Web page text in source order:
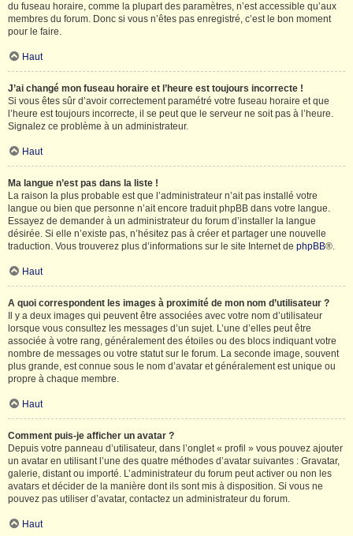
du fuseau horaire, comme la plupart des paramètres, n’est accessible qu’aux
membres du forum. Donc si vous n’êtes pas enregistré, c’est le bon moment
pour le faire.
Haut
J’ai changé mon fuseau horaire et l’heure est toujours incorrecte !
Si vous êtes sûr d’avoir correctement paramétré votre fuseau horaire et que
l’heure est toujours incorrecte, il se peut que le serveur ne soit pas à l’heure.
Signalez ce problème à un administrateur.
Haut
Ma langue n’est pas dans la liste !
La raison la plus probable est que l’administrateur n’ait pas installé votre
langue ou bien que personne n’ait encore traduit phpBB dans votre langue.
Essayez de demander à un administrateur du forum d’installer la langue
désirée. Si elle n’existe pas, n’hésitez pas à créer et partager une nouvelle
traduction. Vous trouverez plus d’informations sur le site Internet de phpBB®.
Haut
A quoi correspondent les images à proximité de mon nom d’utilisateur ?
Il y a deux images qui peuvent être associées avec votre nom d’utilisateur
lorsque vous consultez les messages d’un sujet. L’une d’elles peut être
associée à votre rang, généralement des étoiles ou des blocs indiquant votre
nombre de messages ou votre statut sur le forum. La seconde image, souvent
plus grande, est connue sous le nom d’avatar et généralement est unique ou
propre à chaque membre.
Haut
Comment puis-je afficher un avatar ?
Depuis votre panneau d’utilisateur, dans l’onglet « profil » vous pouvez ajouter
un avatar en utilisant l’une des quatre méthodes d’avatar suivantes : Gravatar,
galerie, distant ou importé. L’administrateur du forum peut activer ou non les
avatars et décider de la manière dont ils sont mis à disposition. Si vous ne
pouvez pas utiliser d’avatar, contactez un administrateur du forum.
Haut